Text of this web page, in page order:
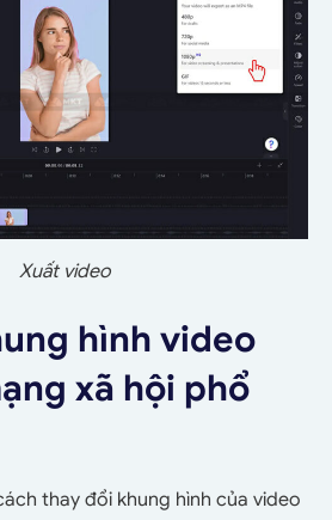
Xuất video
hình video
xã hội phổ
thay đổi khung hình của video